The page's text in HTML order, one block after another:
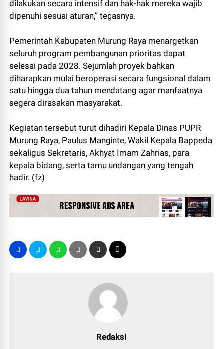
dilakukan secara intensif dan hak-hak mereka wajib
dipenuhi sesuai aturan,” tegasnya.
Pemerintah Kabupaten Murung Raya menargetkan
seluruh program pembangunan prioritas dapat
selesai pada 2028. Sejumlah proyek bahkan
diharapkan mulai beroperasi secara fungsional dalam
satu hingga dua tahun mendatang agar manfaatnya
segera dirasakan masyarakat.
Kegiatan tersebut turut dihadiri Kepala Dinas PUPR
Murung Raya, Paulus Manginte, Wakil Kepala Bappeda
sekaligus Sekretaris, Akhyat Imam Zahrias, para
kepala bidang, serta tamu undangan yang tengah
hadir. (fz)
Redaksi